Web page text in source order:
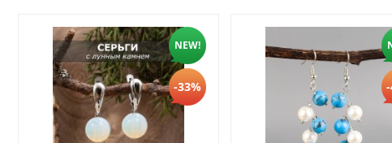
NEW!
-33%